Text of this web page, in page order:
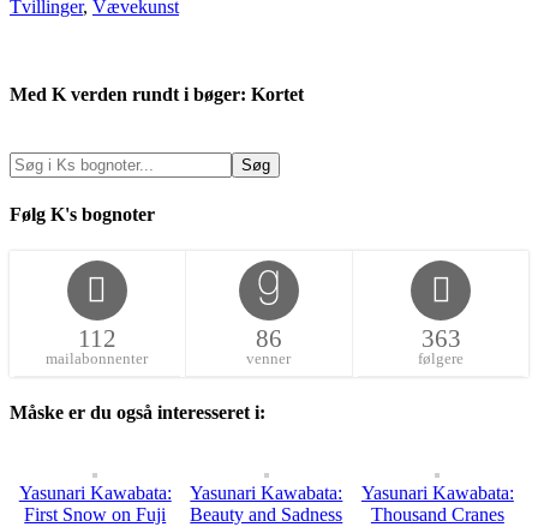
Tvillinger, Vævekunst
Med K verden rundt i bøger: Kortet
Følg K's bognoter
112
mailabonnenter
86
venner
363
følgere
Måske er du også interesseret i:
Yasunari Kawabata:
First Snow on Fuji
Yasunari Kawabata:
Beauty and Sadness
Yasunari Kawabata:
Thousand Cranes